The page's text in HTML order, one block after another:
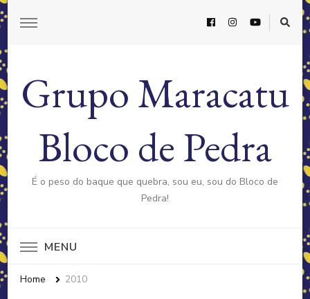
Grupo Maracatu
Bloco de Pedra
É o peso do baque que quebra, sou eu, sou do Bloco de
Pedra!
MENU
Home 2010